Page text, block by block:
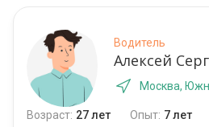
Водитель
Алексей
Москва,
Возраст: 27 лет Опыт: 7 лет